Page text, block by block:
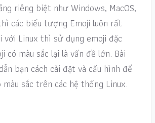
riêng biệt như Windows, MacOS,
các biểu tượng Emoji luôn rất
với Linux thì sử dụng emoji đặc
có màu sắc lại là vấn đề lớn. Bài
bạn cách cài đặt và cấu hình để
màu sắc trên các hệ thống Linux.